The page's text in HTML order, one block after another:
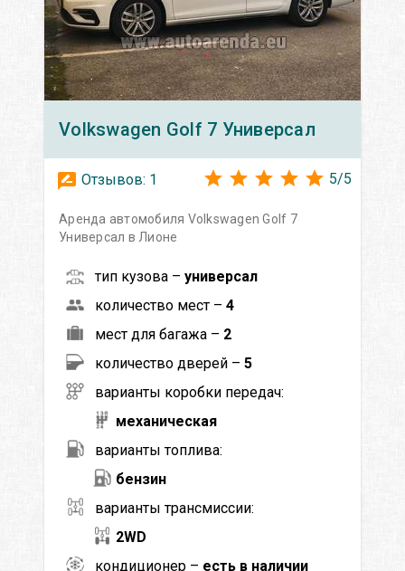
Volkswagen Golf 7 Универсал
Отзывов: 1 5/5
Аренда автомобиля Volkswagen Golf 7
Универсал в Лионе
тип кузова – универсал
количество мест – 4
мест для багажа – 2
количество дверей – 5
варианты коробки передач:
механическая
варианты топлива:
бензин
варианты трансмиссии:
2WD
кондиционер – есть в наличии